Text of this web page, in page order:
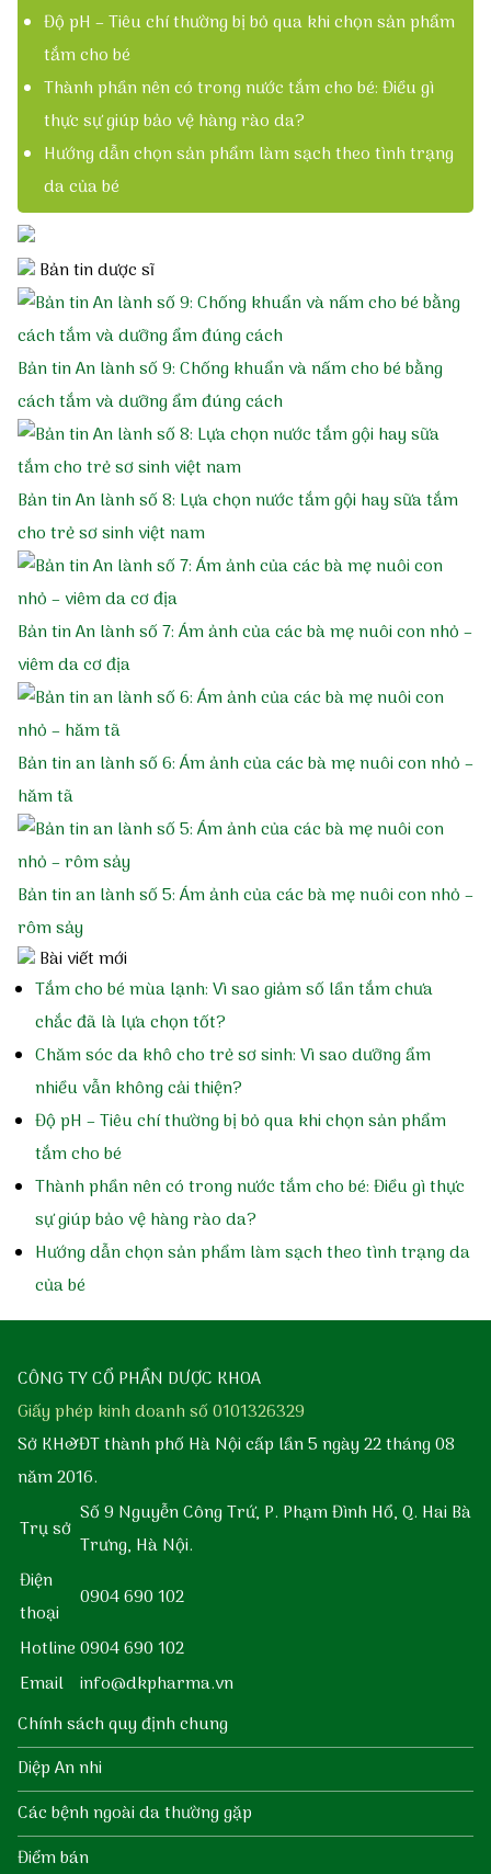
Độ pH – Tiêu chí thường bị bỏ qua khi chọn sản phẩm
tắm cho bé
Thành phần nên có trong nước tắm cho bé: Điều gì
thực sự giúp bảo vệ hàng rào da?
Hướng dẫn chọn sản phẩm làm sạch theo tình trạng
da của bé
Bản tin dược sĩ
Bản tin An lành số 9: Chống khuẩn và nấm cho bé bằng
cách tắm và dưỡng ẩm đúng cách
Bản tin An lành số 8: Lựa chọn nước tắm gội hay sữa tắm
cho trẻ sơ sinh việt nam
Bản tin An lành số 7: Ám ảnh của các bà mẹ nuôi con nhỏ –
viêm da cơ địa
Bản tin an lành số 6: Ám ảnh của các bà mẹ nuôi con nhỏ –
hăm tã
Bản tin an lành số 5: Ám ảnh của các bà mẹ nuôi con nhỏ –
rôm sảy
Bài viết mới
Tắm cho bé mùa lạnh: Vì sao giảm số lần tắm chưa
chắc đã là lựa chọn tốt?
Chăm sóc da khô cho trẻ sơ sinh: Vì sao dưỡng ẩm
nhiều vẫn không cải thiện?
Độ pH – Tiêu chí thường bị bỏ qua khi chọn sản phẩm
tắm cho bé
Thành phần nên có trong nước tắm cho bé: Điều gì thực
sự giúp bảo vệ hàng rào da?
Hướng dẫn chọn sản phẩm làm sạch theo tình trạng da
của bé
CÔNG TY CỔ PHẦN DƯỢC KHOA
Giấy phép kinh doanh số 0101326329
Sở KH&ĐT thành phố Hà Nội cấp lần 5 ngày 22 tháng 08
năm 2016.
Trụ sở
Số 9 Nguyễn Công Trứ, P. Phạm Đình Hổ, Q. Hai Bà
Trưng, Hà Nội.
Điện
thoại
0904 690 102
Hotline0904 690 102
Email info@dkpharma.vn
Chính sách quy định chung
Diệp An nhi
Các bệnh ngoài da thường gặp
Điểm bán